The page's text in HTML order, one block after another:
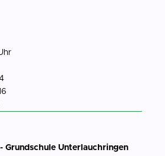
Unterlauchringen